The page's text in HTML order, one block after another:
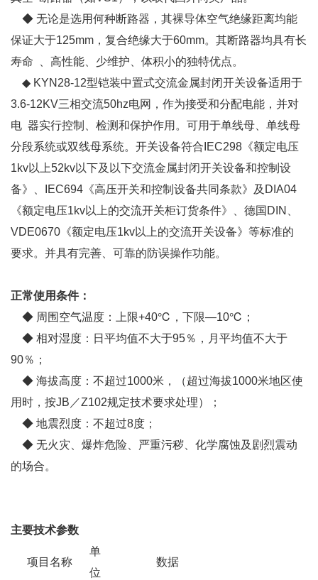
◆ 无论是选用何种断路器，其裸导体空气绝缘距离均能
保证大于125mm，复合绝缘大于60mm。其断路器均具有长
寿命 、高性能、少维护、体积小的独特优点。
◆ KYN28-12型铠装中置式交流金属封闭开关设备适用于
3.6-12KV三相交流50hz电网，作为接受和分配电能，并对
电 器实行控制、检测和保护作用。可用于单线母、单线母
分段系统或双线母系统。开关设备符合IEC298《额定电压
1kv以上52kv以下及以下交流金属封闭开关设备和控制设
备》、IEC694《高压开关和控制设备共同条款》及DIA04
《额定电压1kv以上的交流开关柜订货条件》、德国DIN、
VDE0670《额定电压1kv以上的交流开关设备》等标准的
要求。并具有完善、可靠的防误操作功能。
正常使用条件：
◆ 周围空气温度：上限+40℃，下限—10℃；
◆ 相对湿度：日平均值不大于95％，月平均值不大于
90％；
◆ 海拔高度：不超过1000米，（超过海拔1000米地区使
用时，按JB／Z102规定技术要求处理）；
◆ 地震烈度：不超过8度；
◆ 无火灾、爆炸危险、严重污秽、化学腐蚀及剧烈震动
的场合。
主要技术参数
项目名称
单
位
数据